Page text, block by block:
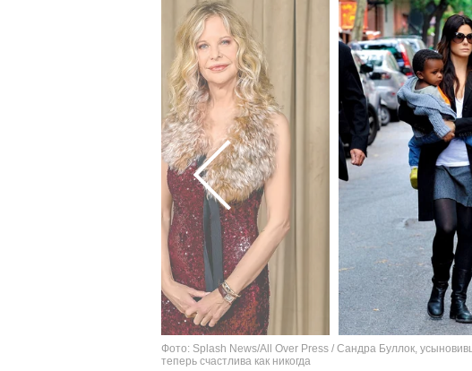
Фото: Splash News/All Over Press / Сандра Буллок,
теперь счастлива как никогда